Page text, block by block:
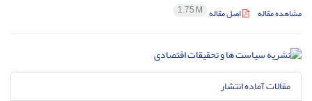
مشاهده مقاله اصل مقاله 1.75 M
مقالات آماده انتشار